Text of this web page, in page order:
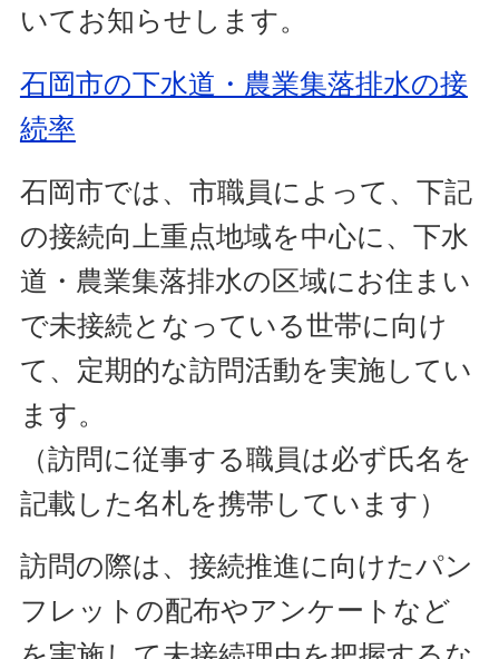
いてお知らせします。
石岡市の下水道・農業集落排水の接
続率
石岡市では、市職員によって、下記
の接続向上重点地域を中心に、下水
道・農業集落排水の区域にお住まい
で未接続となっている世帯に向け
て、定期的な訪問活動を実施してい
ます。
（訪問に従事する職員は必ず氏名を
記載した名札を携帯しています）
訪問の際は、接続推進に向けたパン
フレットの配布やアンケートなど